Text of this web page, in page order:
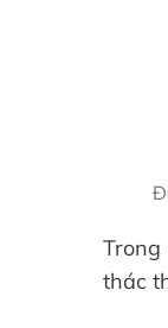
thác